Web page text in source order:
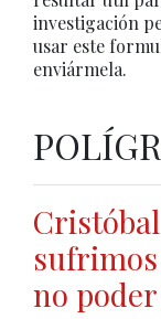
investigación
usar este
enviármela.
no